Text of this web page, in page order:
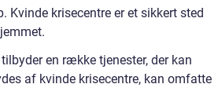
krisecentre er et sikkert sted
en række tjenester, der kan
af kvinde krisecentre, kan omfatte